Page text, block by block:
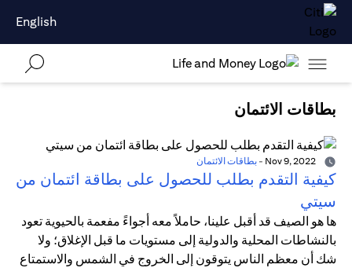
English
بطاقات الائتمان
- بطاقات الائتمان
كيفية التقدم بطلب للحصول على بطاقة ائتمان من
سيتي
ها هو الصيف قد أقبل علينا، حاملاً معه أجواءً مفعمة بالحيوية تعود
بالنشاطات المحلية والدولية إلى مستويات ما قبل الإغلاق؛ ولا
شك أن معظم الناس يتوقون إلى الخروج في الشمس والاستمتاع